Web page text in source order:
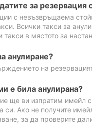
за резервация
с невъзвръщаема
Всички такси за
в мястото за
анулиране?
на
е била анулирана?
ще ви изпратим имейл
си. Ако не получите
за да проверите